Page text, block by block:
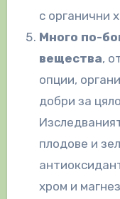
с органични
Много по-
вещества,
опции,
добри за
плодове и
хром и